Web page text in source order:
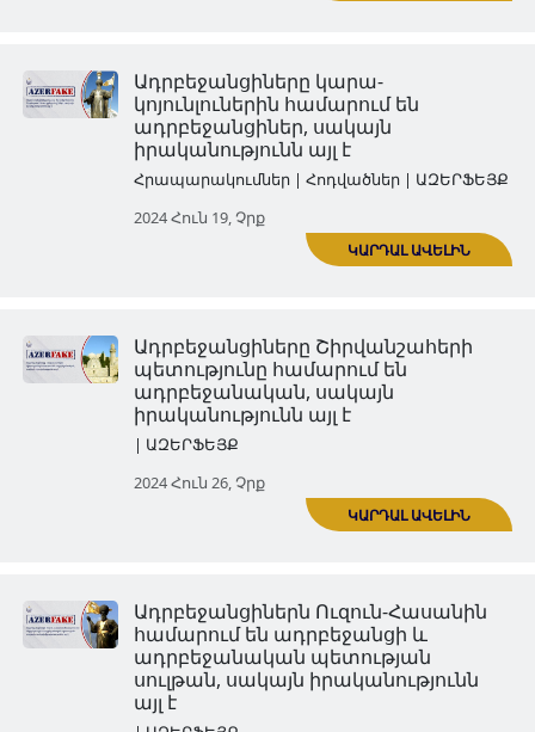
Ադրբեջանցիներն իրենց
կազմակերպած Խոջալուի
բնակչության կոտորածը
հայերի վրա
| ԱԶԵՐՖԵՅՔ
2024 Հուն 05, Չրք
Ադրբեջանցիները Ֆիզուլիին
համարում են ադրբեջանցի
սակայն իրականությունը
Ադրբեջանցիները կարա-